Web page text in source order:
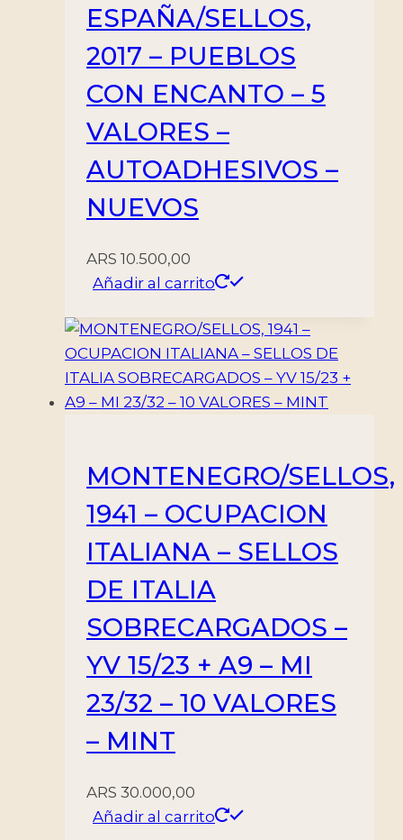
ESPAÑA/SELLOS,
2017 – PUEBLOS
CON ENCANTO – 5
VALORES –
AUTOADHESIVOS –
NUEVOS
ARS 10.500,00
Añadir al carrito
MONTENEGRO/SELLOS,
1941 – OCUPACION
ITALIANA – SELLOS
DE ITALIA
SOBRECARGADOS –
YV 15/23 + A9 – MI
23/32 – 10 VALORES
– MINT
ARS 30.000,00
Añadir al carrito